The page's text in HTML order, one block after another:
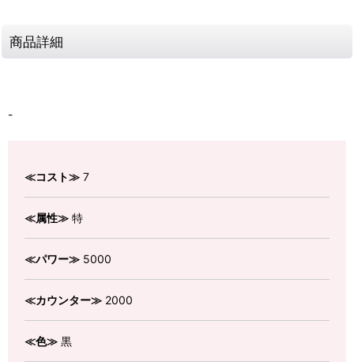
商品詳細
-
≪コスト≫ 7
≪属性≫ 特
≪パワー≫ 5000
≪カウンター≫ 2000
≪色≫ 黒